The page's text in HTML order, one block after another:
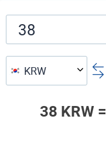
KRW
38 KRW =